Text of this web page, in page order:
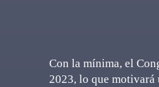
Con la mínima, el
2023, lo que motivará